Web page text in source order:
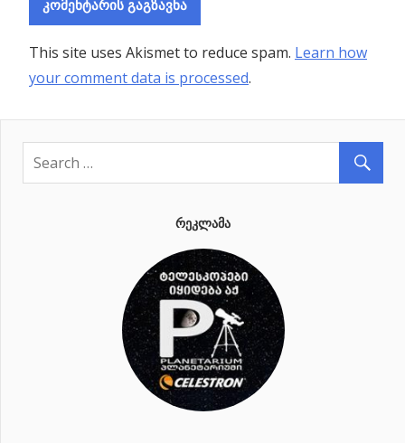
This site uses Akismet to reduce spam. Learn how
your comment data is processed.
ᲠᲔᲙᲚᲐᲛᲐ